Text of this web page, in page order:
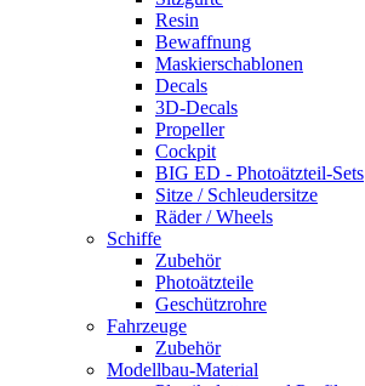
Resin
Bewaffnung
Maskierschablonen
Decals
3D-Decals
Propeller
Cockpit
BIG ED - Photoätzteil-Sets
Sitze / Schleudersitze
Räder / Wheels
Schiffe
Zubehör
Photoätzteile
Geschützrohre
Fahrzeuge
Zubehör
Modellbau-Material